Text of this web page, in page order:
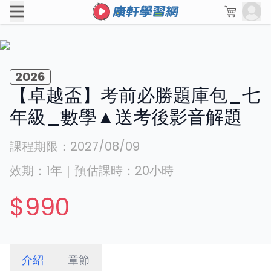
2026
【卓越盃】考前必勝題庫包_七
年級_數學▲送考後影音解題
課程期限： 2027/08/09
效期： 1年 ｜ 預估課時： 20小時
$990
介紹 章節